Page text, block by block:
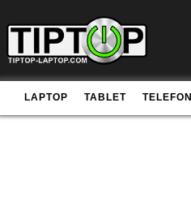
LAPTOP TABLET TELEFON